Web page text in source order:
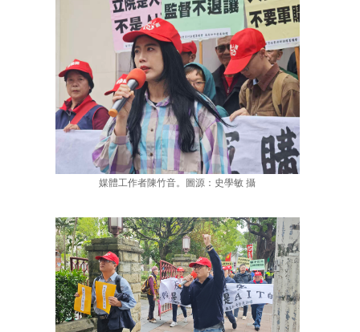
媒體工作者陳竹音。圖源：史學敏 攝